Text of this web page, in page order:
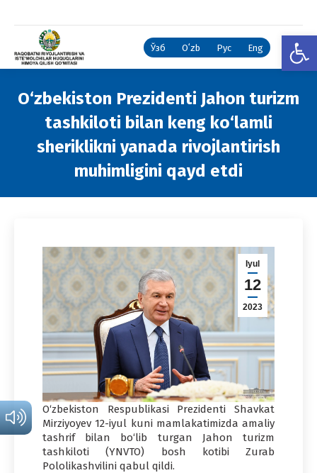
Ўзб Oʻzb Рус Eng
O‘zbekiston Prezidenti Jahon turizm
tashkiloti bilan keng ko‘lamli
sheriklikni yanada rivojlantirish
muhimligini qayd etdi
Iyul
12
2023
O‘zbekiston Respublikasi Prezidenti Shavkat
Mirziyoyev 12-iyul kuni mamlakatimizda amaliy
tashrif bilan bo‘lib turgan Jahon turizm
tashkiloti (YNVTO) bosh kotibi Zurab
Pololikashvilini qabul qildi.